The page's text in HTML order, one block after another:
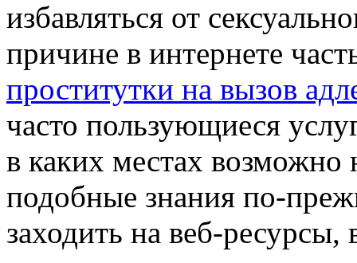
избавляться от
причине в интернете
проститутки на вызов
часто пользующиеся
в каких местах
подобные знания по-
заходить на веб-